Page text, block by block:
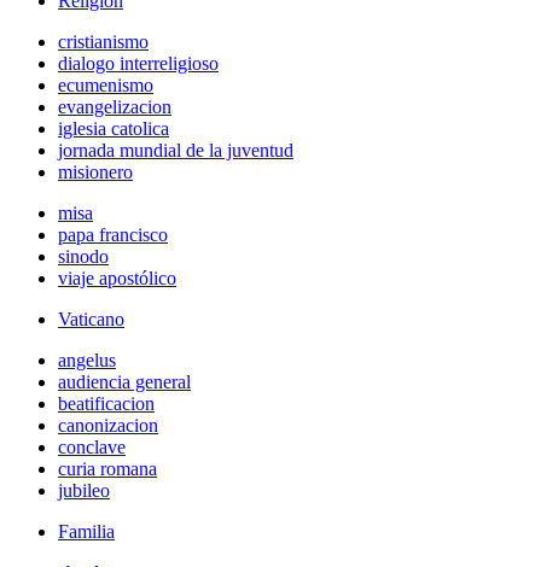
cristianismo
dialogo interreligioso
ecumenismo
evangelizacion
iglesia catolica
jornada mundial de la juventud
misionero
misa
papa francisco
sinodo
viaje apostólico
Vaticano
angelus
audiencia general
beatificacion
canonizacion
conclave
curia romana
jubileo
Familia